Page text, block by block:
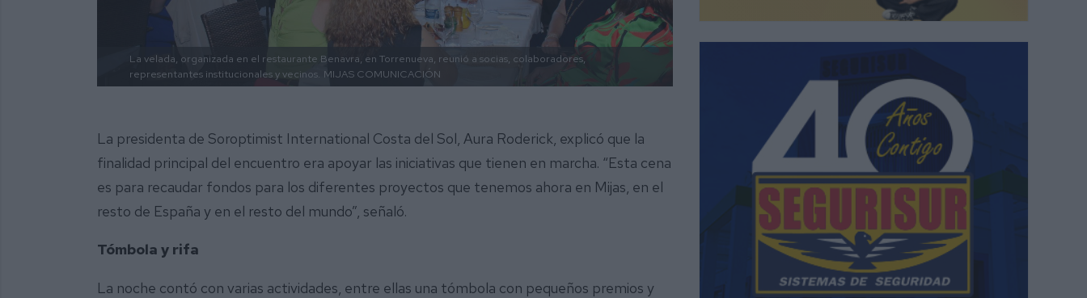
La velada, organizada en el restaurante Benavra, en Torrenueva, reunió a socias, colaboradores,
representantes institucionales y vecinos. MIJAS COMUNICACIÓN
La presidenta de Soroptimist International Costa del Sol, Aura Roderick, explicó que la
finalidad principal del encuentro era apoyar las iniciativas que tienen en marcha. “Esta cena
es para recaudar fondos para los diferentes proyectos que tenemos ahora en Mijas, en el
resto de España y en el resto del mundo”, señaló.
Tómbola y rifa
La noche contó con varias actividades, entre ellas una tómbola con pequeños premios y